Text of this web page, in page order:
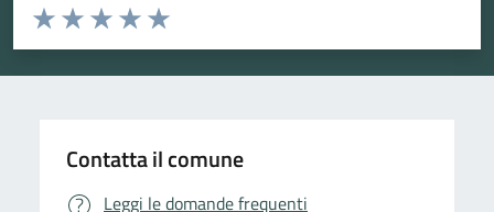
Valuta da 1 a 5 stelle la pagina
Valuta 5 stelle su 5
Valuta 4 stelle su 5
Valuta 3 stelle su 5
Valuta 2 stelle su 5
Valuta 1 stelle su 5
Contatta il comune
Leggi le domande frequenti